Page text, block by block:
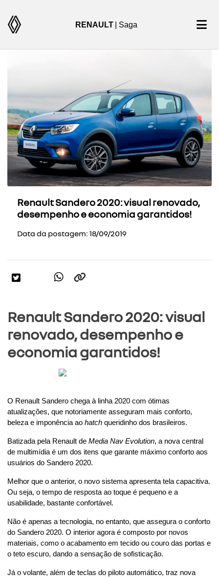
RENAULT | Saga
Renault Sandero 2020: visual renovado,
desempenho e economia garantidos!
Data da postagem: 18/09/2019
Renault Sandero 2020: visual
renovado, desempenho e
economia garantidos!
O Renault Sandero chega à linha 2020 com ótimas
atualizações, que notoriamente asseguram mais conforto,
beleza e imponência ao hatch queridinho dos brasileiros.
Batizada pela Renault de Media Nav Evolution, a nova central
de multimídia é um dos itens que garante máximo conforto aos
usuários do Sandero 2020.
Melhor que o anterior, o novo sistema apresenta tela capacitiva.
Ou seja, o tempo de resposta ao toque é pequeno e a
usabilidade, bastante confortável.
Não é apenas a tecnologia, no entanto, que assegura o conforto
do Sandero 2020. O interior agora é composto por novos
materiais, como o acabamento em tecido ou couro das portas e
o teto escuro, dando a sensação de sofisticação.
Já o volante, além de teclas do piloto automático, traz nova